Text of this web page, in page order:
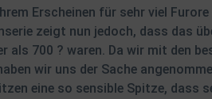
Erscheinen für sehr viel
zeigt nun jedoch, dass das
als 700 ? waren. Da wir mit den
wir uns der Sache
eine so sensible Spitze,